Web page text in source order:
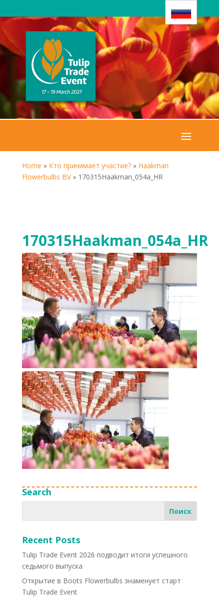
Home » Кто принимает участие?» Haakman
Flowerbulbs BV» 170315Haakman_054a_HR
170315Haakman_054a_HR
Search
Recent Posts
Tulip Trade Event 2026 подводит итоги успешного
седьмого выпуска
Открытие в Boots Flowerbulbs знаменует старт
Tulip Trade Event